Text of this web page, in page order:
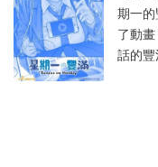
期一
了動
話的